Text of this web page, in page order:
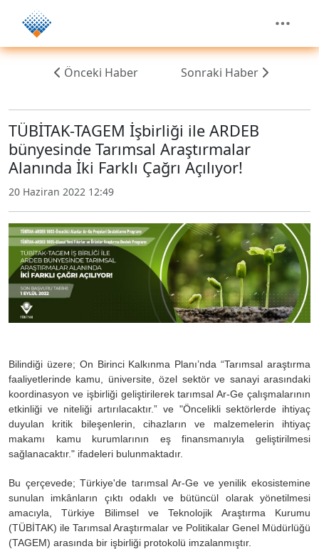
Önceki Haber Sonraki Haber
TÜBİTAK-TAGEM İşbirliği ile ARDEB
bünyesinde Tarımsal Araştırmalar
Alanında İki Farklı Çağrı Açılıyor!
20 Haziran 2022 12:49
Bilindiği üzere; On Birinci Kalkınma Planı’nda “Tarımsal araştırma
faaliyetlerinde kamu, üniversite, özel sektör ve sanayi arasındaki
koordinasyon ve işbirliği geliştirilerek tarımsal Ar-Ge çalışmalarının
etkinliği ve niteliği artırılacaktır.” ve "Öncelikli sektörlerde ihtiyaç
duyulan kritik bileşenlerin, cihazların ve malzemelerin ihtiyaç
makamı kamu kurumlarının eş finansmanıyla geliştirilmesi
sağlanacaktır." ifadeleri bulunmaktadır.
Bu çerçevede; Türkiye'de tarımsal Ar-Ge ve yenilik ekosistemine
sunulan imkânların çıktı odaklı ve bütüncül olarak yönetilmesi
amacıyla, Türkiye Bilimsel ve Teknolojik Araştırma Kurumu
(TÜBİTAK) ile Tarımsal Araştırmalar ve Politikalar Genel Müdürlüğü
(TAGEM) arasında bir işbirliği protokolü imzalanmıştır.